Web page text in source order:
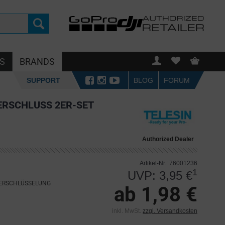
BRANDS
SUPPORT BLOG FORUM
2ER-SET
Authorized Dealer
Artikel-Nr.: 76001236
UVP: 3,95 €1
ab 1,98 €
inkl. MwSt. zzgl. Versandkosten